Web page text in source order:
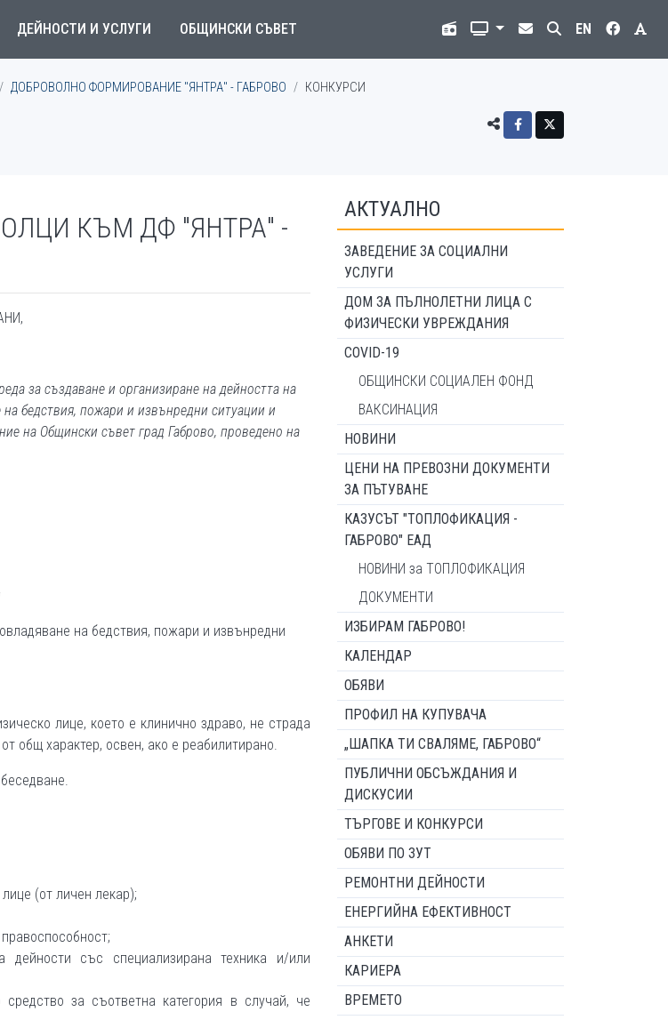
ДЕЙНОСТИ И УСЛУГИ ОБЩИНСКИ СЪВЕТ EN
ДОБРОВОЛНО ФОРМИРОВАНИЕ "ЯНТРА" - ГАБРОВО КОНКУРСИ
КЪМ ДФ "ЯНТРА" -
за създаване и организиране на дейността на
бедствия, пожари и извънредни ситуации и
на Общински съвет град Габрово, проведено на
на бедствия, пожари и извънредни
лице, което е клинично здраво, не страда
общ характер, освен, ако е реабилитирано.
(от личен лекар);
със специализирана техника и/или
за съответна категория в случай, че
АКТУАЛНО
ЗАВЕДЕНИЕ ЗА СОЦИАЛНИ
УСЛУГИ
ДОМ ЗА ПЪЛНОЛЕТНИ ЛИЦА С
ФИЗИЧЕСКИ УВРЕЖДАНИЯ
COVID-19
ОБЩИНСКИ СОЦИАЛЕН ФОНД
ВАКСИНАЦИЯ
НОВИНИ
ЦЕНИ НА ПРЕВОЗНИ ДОКУМЕНТИ
ЗА ПЪТУВАНЕ
КАЗУСЪТ "ТОПЛОФИКАЦИЯ -
ГАБРОВО" ЕАД
НОВИНИ за ТОПЛОФИКАЦИЯ
ДОКУМЕНТИ
ИЗБИРАМ ГАБРОВО!
КАЛЕНДАР
ОБЯВИ
ПРОФИЛ НА КУПУВАЧА
„ШАПКА ТИ СВАЛЯМЕ, ГАБРОВО“
ПУБЛИЧНИ ОБСЪЖДАНИЯ И
ДИСКУСИИ
ТЪРГОВЕ И КОНКУРСИ
ОБЯВИ ПО ЗУТ
РЕМОНТНИ ДЕЙНОСТИ
ЕНЕРГИЙНА ЕФЕКТИВНОСТ
АНКЕТИ
КАРИЕРА
ВРЕМЕТО